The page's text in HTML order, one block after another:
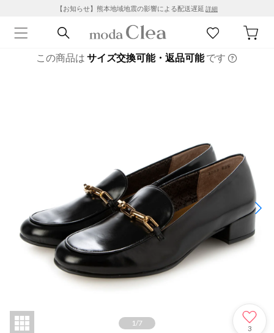
【お知らせ】熊本地域地震の影響による配送遅延 詳細
この商品は サイズ交換可能・返品可能です
1/7
3